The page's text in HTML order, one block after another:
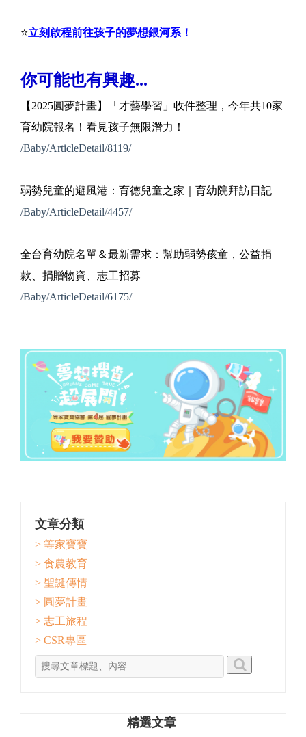
⭐立刻啟程前往孩子的夢想銀河系！
你可能也有興趣...
【2025圓夢計畫】「才藝學習」收件整理，今年共10家
育幼院報名！看見孩子無限潛力！
/Baby/ArticleDetail/8119/
弱勢兒童的避風港：育德兒童之家｜育幼院拜訪日記
/Baby/ArticleDetail/4457/
全台育幼院名單＆最新需求：幫助弱勢孩童，公益捐
款、捐贈物資、志工招募
/Baby/ArticleDetail/6175/
文章分類
> 等家寶寶
> 食農教育
> 聖誕傳情
> 圓夢計畫
> 志工旅程
> CSR專區
精選文章